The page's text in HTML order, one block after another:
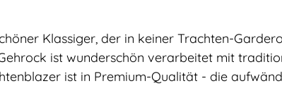
Klassiger, der in keiner Trachten-
ist wunderschön verarbeitet mit
ist in Premium-Qualität - die